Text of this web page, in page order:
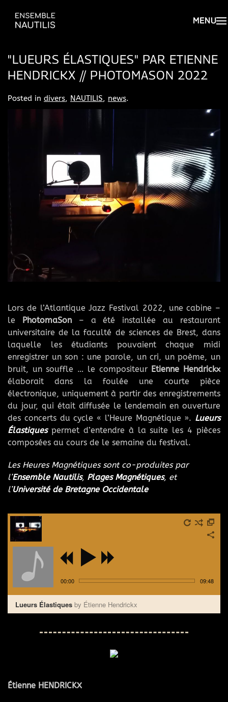
"LUEURS ÉLASTIQUES" PAR ETIENNE
HENDRICKX // PHOTOMASON 2022
Posted in divers, NAUTILIS, news.
Lors de l’Atlantique Jazz Festival 2022, une cabine –
le PhotomaSon– a été installée au restaurant
universitaire de la faculté de sciences de Brest, dans
laquelle les étudiants pouvaient chaque midi
enregistrer un son : une parole, un cri, un poème, un
bruit, un souffle … le compositeur Etienne Hendrickx
élaborait dans la foulée une courte pièce
électronique, uniquement à partir des enregistrements
du jour, qui était diffusée le lendemain en ouverture
des concerts du cycle « l’Heure Magnétique ». Lueurs
Élastiquespermet d’entendre à la suite les 4 pièces
composées au cours de le semaine du festival.
Les Heures Magnétiques sont co-produites par
l’Ensemble Nautilis, Plages Magnétiques, et
l’Université de Bretagne Occidentale
00:00 09:48
Lueurs Élastiques by Étienne Hendrickx
Étienne HENDRICKX